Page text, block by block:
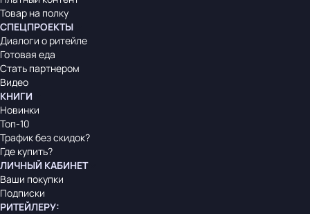
Товар на полку
СПЕЦПРОЕКТЫ
Диалоги о ритейле
Готовая еда
Стать партнером
Видео
КНИГИ
Новинки
Топ-10
Трафик без скидок?
Где купить?
ЛИЧНЫЙ КАБИНЕТ
Ваши покупки
Подписки
РИТЕЙЛЕРУ: